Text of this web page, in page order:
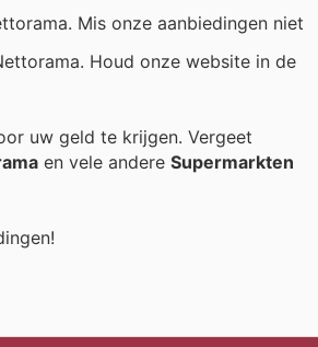
Mis onze aanbiedingen niet
Houd onze website in de
uw geld te krijgen. Vergeet
en vele andere Supermarkten